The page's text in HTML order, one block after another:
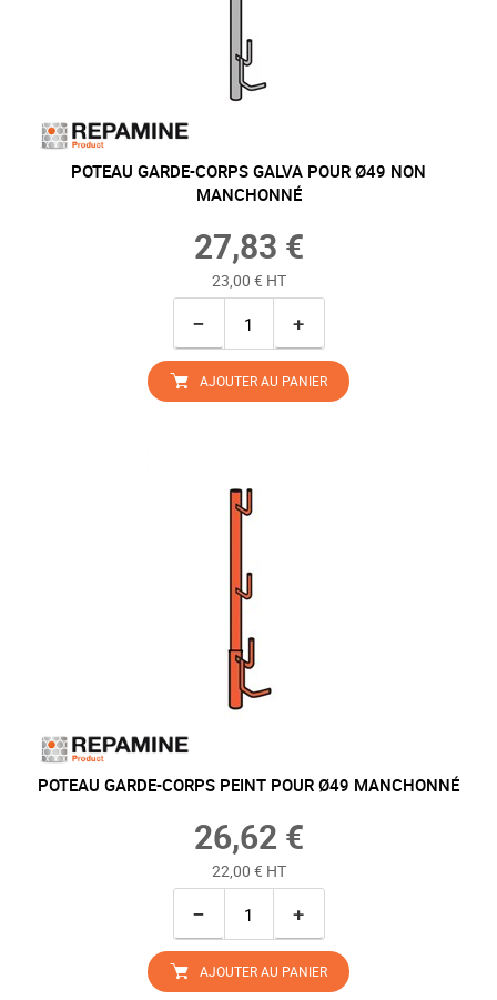
POTEAU GARDE-CORPS GALVA POUR Ø49 NON
MANCHONNÉ
27,83 €
23,00 € HT
− +
AJOUTER AU PANIER
POTEAU GARDE-CORPS PEINT POUR Ø49 MANCHONNÉ
26,62 €
22,00 € HT
− +
AJOUTER AU PANIER